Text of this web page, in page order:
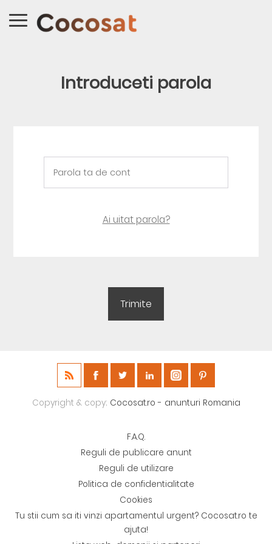
Introduceti parola
Ai uitat parola?
Copyright & copy; Cocosat.ro - anunturi Romania
F.A.Q.
Reguli de publicare anunt
Reguli de utilizare
Politica de confidentialitate
Cookies
Tu stii cum sa iti vinzi apartamentul urgent? Cocosat.ro te
ajuta!